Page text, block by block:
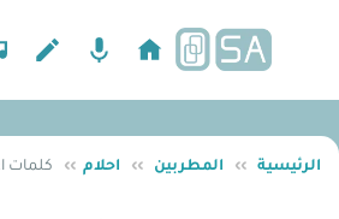
الرئيسية ›› المطربين ›› احلام ›› كلمات